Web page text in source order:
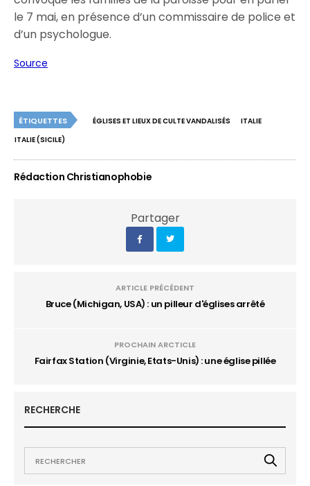
le 7 mai, en présence d’un commissaire de police et
d’un psychologue.
Source
ÉTIQUETTES ÉGLISES ET LIEUX DE CULTE VANDALISÉS
ITALIE
ITALIE (SICILE)
Rédaction Christianophobie
Partager
ARTICLE PRÉCÉDENT
Bruce (Michigan, USA) : un pilleur d'églises arrêté
PROCHAIN ARCTICLE
Fairfax Station (Virginie, Etats-Unis) : une église pillée
RECHERCHE